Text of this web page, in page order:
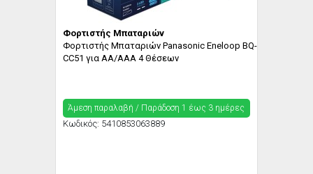
Φορτιστής Μπαταριών
Φορτιστής Μπαταριών Panasonic Eneloop BQ-
CC51 για AA/AAA 4 Θέσεων
Άμεση παραλαβή / Παράδoση 1 έως 3 ημέρες
Κωδικός: 5410853063889